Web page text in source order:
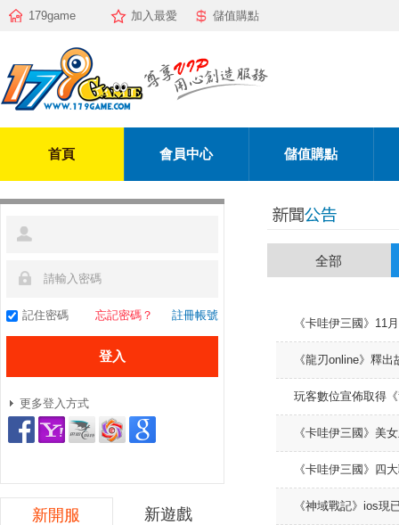
179game 加入最愛 儲值購點
首頁 會員中心 儲值購點
記住密碼 忘記密碼？ 註冊帳號
更多登入方式
新開服 新遊戲
全部
《卡哇伊三國》11
《龍刃online》釋
玩客數位宣佈取得
《卡哇伊三國》美
《卡哇伊三國》四
《神域戰記》ios